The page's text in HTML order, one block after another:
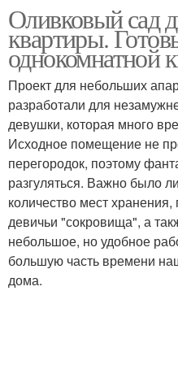
4-комнатная квартира
Квартиры в хрущевке
Двухкомнатная
квартира
3-комнатная квартира
Оливковый сад
квартиры.
однокомнатной
Проект для небольших
разработали для
девушки, которая много
Исходное помещение не
перегородок, поэтому
разгуляться. Важно было
количество мест
девичьи "сокровища", а
небольшое, но удобное
большую часть времени
дома.